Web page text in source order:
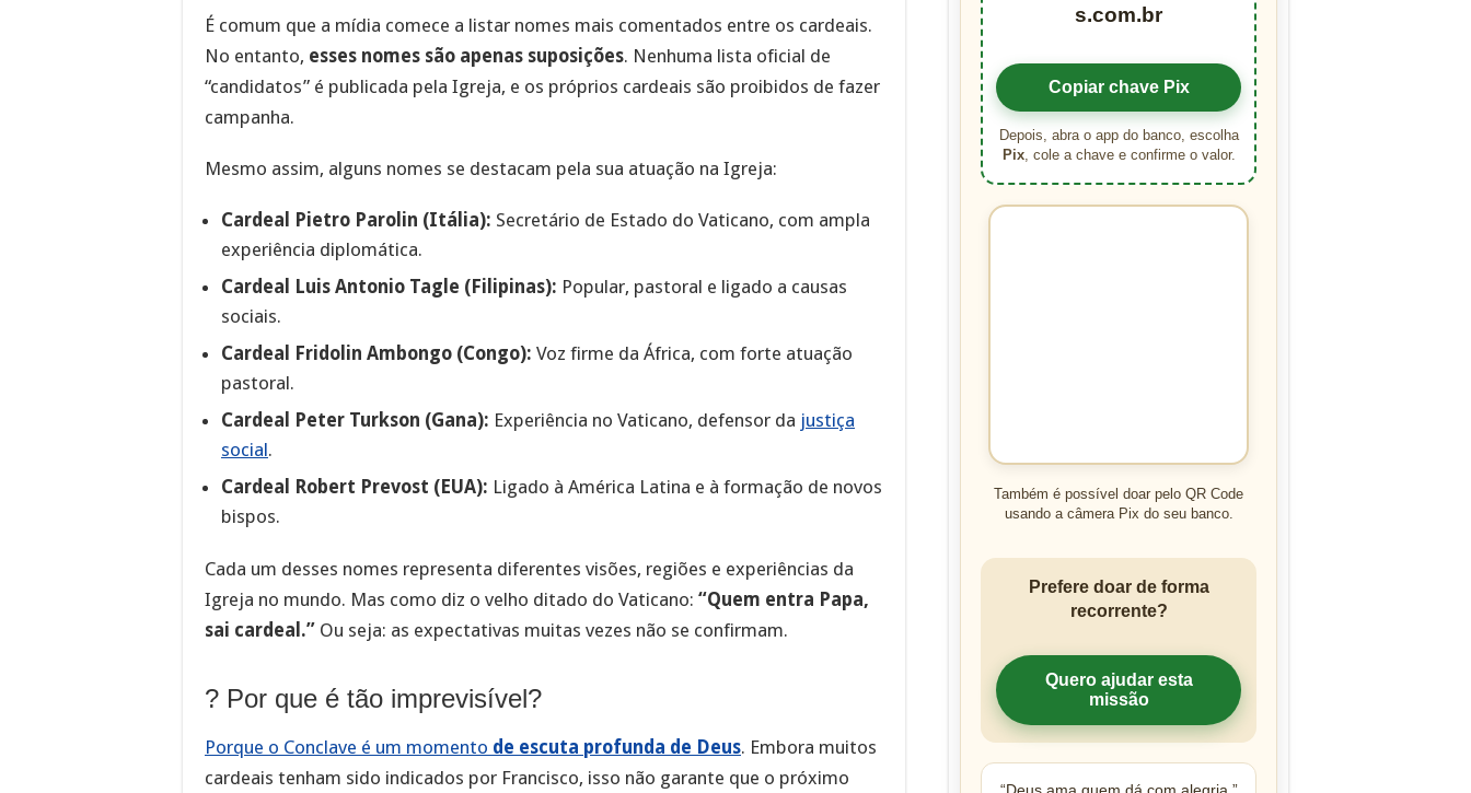
É comum que a mídia comece a listar nomes mais comentados entre os cardeais.
No entanto, esses nomes são apenas suposições. Nenhuma lista oficial de
“candidatos” é publicada pela Igreja, e os próprios cardeais são proibidos de fazer
campanha.
Mesmo assim, alguns nomes se destacam pela sua atuação na Igreja:
Cardeal Pietro Parolin (Itália): Secretário de Estado do Vaticano, com ampla
experiência diplomática.
Cardeal Luis Antonio Tagle (Filipinas): Popular, pastoral e ligado a causas
sociais.
Cardeal Fridolin Ambongo (Congo): Voz firme da África, com forte atuação
pastoral.
Cardeal Peter Turkson (Gana): Experiência no Vaticano, defensor da justiça
social.
Cardeal Robert Prevost (EUA): Ligado à América Latina e à formação de novos
bispos.
Cada um desses nomes representa diferentes visões, regiões e experiências da
Igreja no mundo. Mas como diz o velho ditado do Vaticano: “Quem entra Papa,
sai cardeal.” Ou seja: as expectativas muitas vezes não se confirmam.
? Por que é tão imprevisível?
Porque o Conclave é um momento de escuta profunda de Deus. Embora muitos
cardeais tenham sido indicados por Francisco, isso não garante que o próximo
s.com.br
Copiar chave Pix
Depois, abra o app do banco, escolha
Pix, cole a chave e confirme o valor.
Também é possível doar pelo QR Code
usando a câmera Pix do seu banco.
Prefere doar de forma
recorrente?
Quero ajudar esta
missão